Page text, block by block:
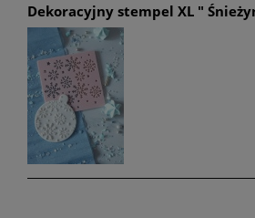
Dekoracyjny stempel XL "